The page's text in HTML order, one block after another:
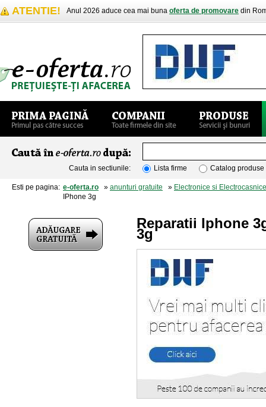
ATENTIE! Anul 2026 aduce cea mai buna oferta de promovare din
Cauta in sectiunile: Lista firme Catalog produse
Esti pe pagina: e-oferta.ro » anunturi gratuite » Electronice si Electrocasnice
IPhone 3g
Reparatii Iphone
3g